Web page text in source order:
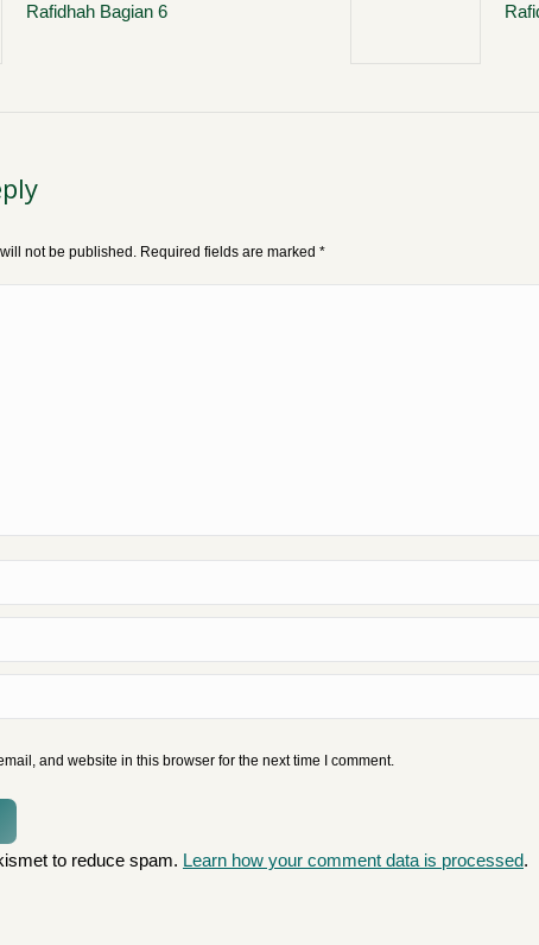
Rafidhah Bagian 6
not be published. Required fields are marked *
and website in this browser for the next time I comment.
to reduce spam. Learn how your comment data is processed.